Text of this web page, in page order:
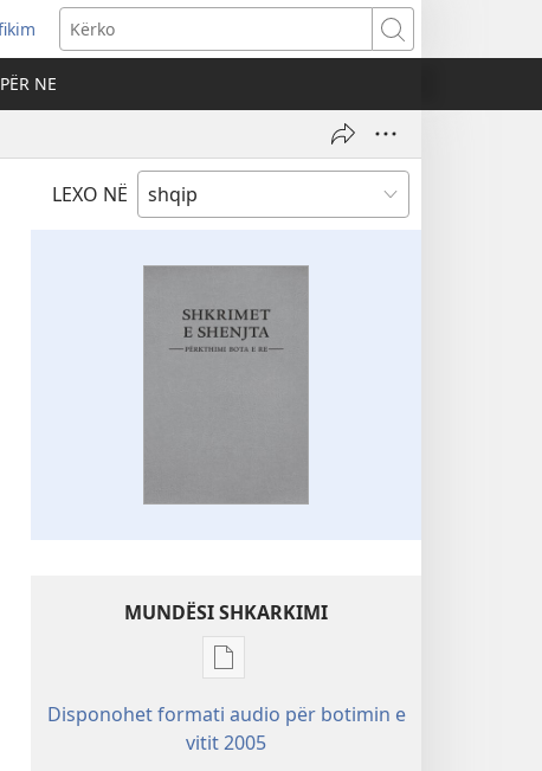
Kërko
PËR NE
LEXO NË
MUNDËSI SHKARKIMI
Mundësitë
shkarkimit
për
Disponohet formati audio për botimin e
vitit 2005